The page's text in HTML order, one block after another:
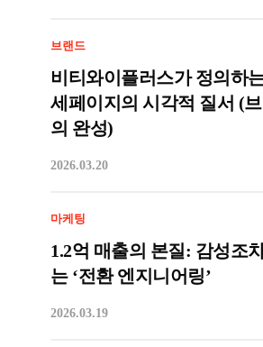
브랜드
비티와이플러스가 정의하
세페이지의 시각적 질서 (
의 완성)
2026.03.20
마케팅
1.2억 매출의 본질: 감성조
는 ‘전환 엔지니어링’
2026.03.19